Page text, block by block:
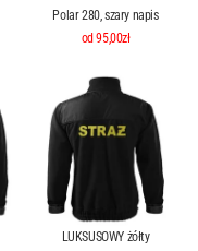
Polar 280, szary napis
od 95,00zł
LUKSUSOWY żółty